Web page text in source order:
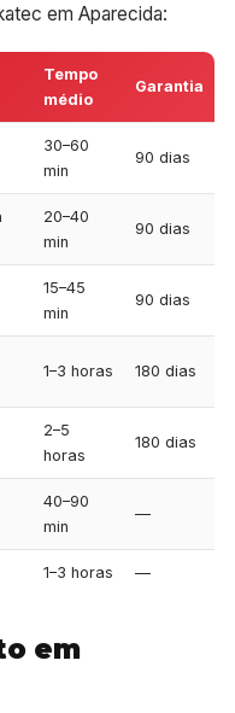
em Aparecida:
Tempo
médio
Garantia
30–60
min
90 dias
20–40
min
90 dias
15–45
min
90 dias
1–3 horas 180 dias
2–5
horas
180 dias
40–90
min
—
1–3 horas —
em